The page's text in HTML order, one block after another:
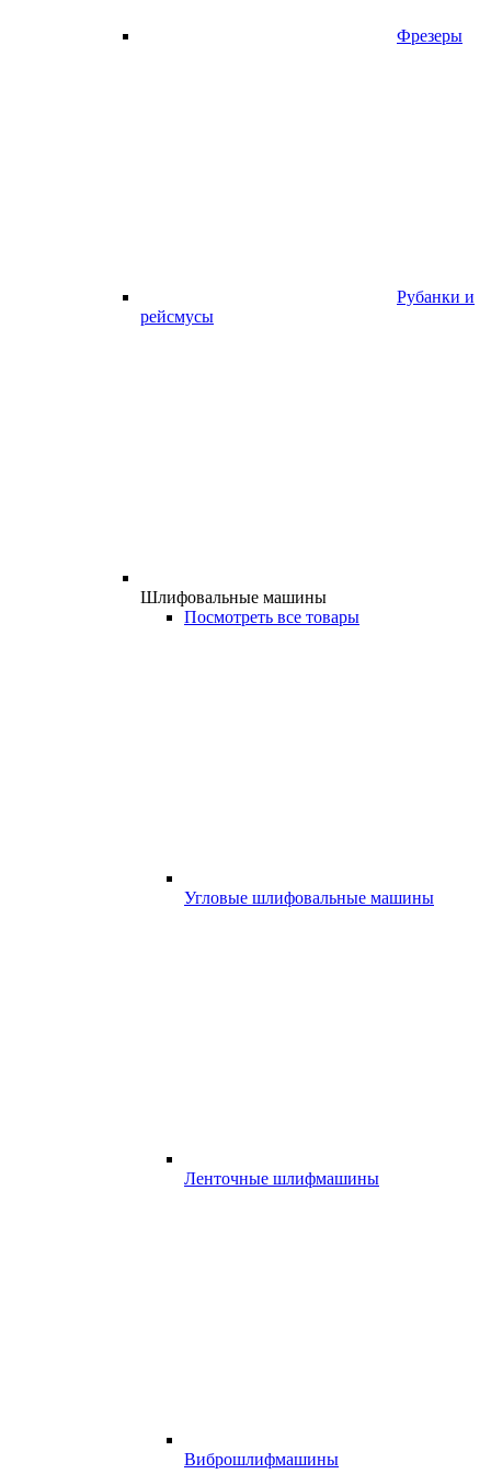
Фрезеры
Рубанки и
рейсмусы
Шлифовальные машины
Посмотреть все товары
Угловые шлифовальные машины
Ленточные шлифмашины
Виброшлифмашины